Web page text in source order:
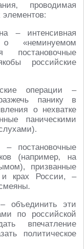
проводимая
– интенсивная
о «неминуемом
российские
операции –
панику в
о нехватке
паническими
постановочные
(например, на
призванные
и крах России, –
объединить эти
по российской
впечатление
политическое